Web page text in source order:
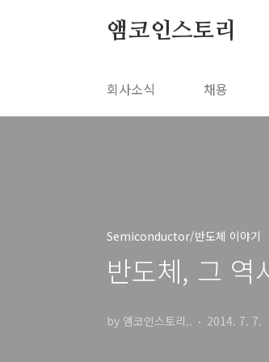
앰코인스토리
회사소식 채용
Semiconductor/반도체 이야기
반도체, 그 역
by 앰코인스토리.. 2014. 7. 7.